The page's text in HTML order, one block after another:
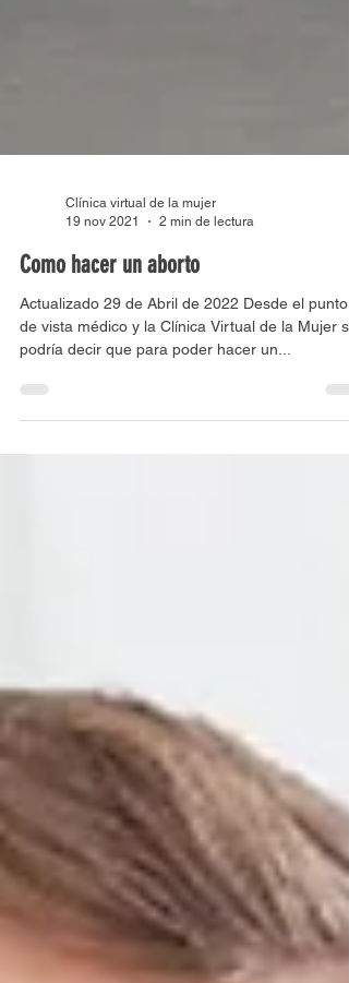
19 nov 2021
2 min de lectura
Como hacer un aborto
Actualizado 29 de Abril de 2022 Desde el punto
podría decir que para poder hacer un...